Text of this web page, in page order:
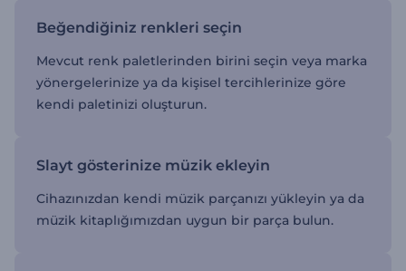
Beğendiğiniz renkleri seçin
Mevcut renk paletlerinden birini seçin veya marka
yönergelerinize ya da kişisel tercihlerinize göre
kendi paletinizi oluşturun.
Slayt gösterinize müzik ekleyin
Cihazınızdan kendi müzik parçanızı yükleyin ya da
müzik kitaplığımızdan uygun bir parça bulun.